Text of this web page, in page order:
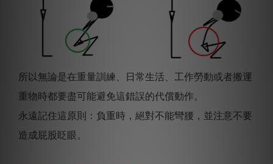
所以無論是在重量訓練、日常生活、工作勞動或者搬運
重物時都要盡可能避免這錯誤的代償動作。
永遠記住這原則：負重時，絕對不能彎腰，並注意不要
造成屁股眨眼。